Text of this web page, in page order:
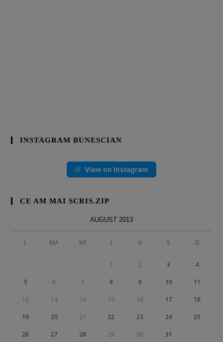
INSTAGRAM BUNESCIAN
View on Instagram
CE AM MAI SCRIS.ZIP
AUGUST 2013
L MA MI J V S D
1 2 3 4
5 6 7 8 9 10 11
12 13 14 15 16 17 18
19 20 21 22 23 24 25
26 27 28 29 30 31